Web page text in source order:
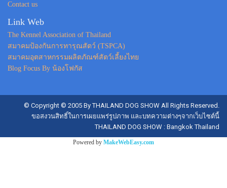
Contact us
Link Web
The Kennel Association of Thailand
สมาคมป้องกันการทารุณสัตว์ (TSPCA)
สมาคมอุตสาหกรรมผลิตภัณฑ์สัตว์เลี้ยงไทย
Blog Focus By น้องโฟกัส
© Copyright © 2005 By THAILAND DOG SHOW All Rights Reserved.
ขอสงวนสิทธิ์ในการเผยแพร่รูปภาพ และบทความต่างๆจากเว็บไซต์นี้
THAILAND DOG SHOW : Bangkok Thailand
Powered by MakeWebEasy.com